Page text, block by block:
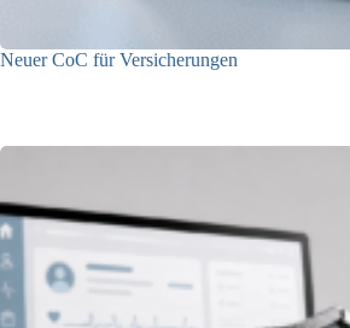
Neuer CoC für Versicherungen